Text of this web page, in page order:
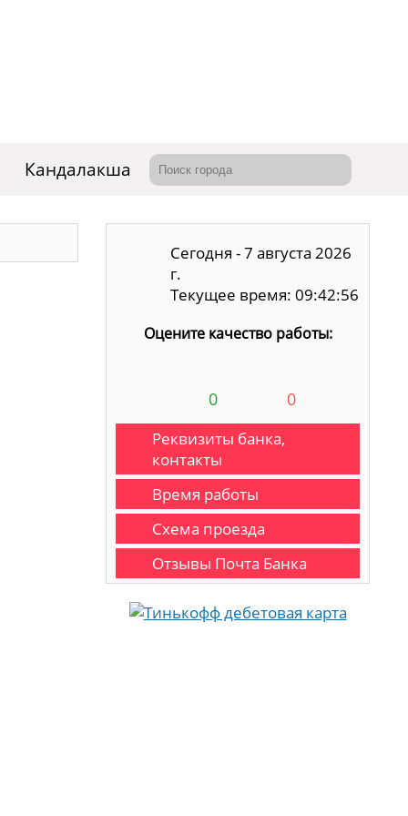
Кандалакша
Сегодня - 7 августа 2026
г.
Текущее время: 09:42:57
Оцените качество работы:
0 0
Реквизиты банка,
контакты
Время работы
Схема проезда
Отзывы Почта Банка